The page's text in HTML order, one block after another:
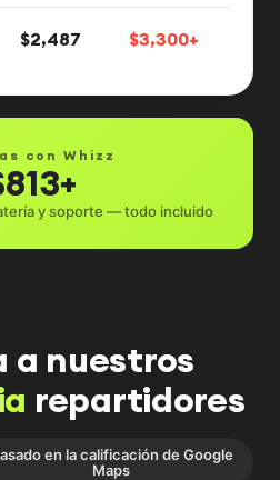
$2,487 $3,300+
con Whizz
y soporte — todo incluido
a nuestros
repartidores
en la calificación de Google
Maps